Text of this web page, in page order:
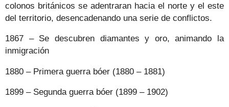
colonos británicos se adentraran hacia el norte y el este
del territorio, desencadenando una serie de conflictos.
1867 – Se descubren diamantes y oro, animando la
inmigración
1880 – Primera guerra bóer (1880 – 1881)
1899 – Segunda guerra bóer (1899 – 1902)